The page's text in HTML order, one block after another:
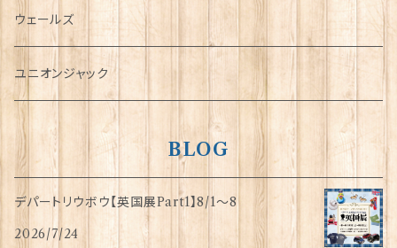
傘
指貫(シンブル)
ウェールズ
ユニオンジャック
BLOG
デパートリウボウ【英国展Part1】8/1〜8
2026/7/24